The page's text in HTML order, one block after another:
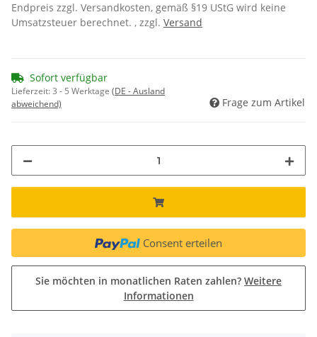
Endpreis zzgl. Versandkosten, gemäß §19 UStG wird keine
Umsatzsteuer berechnet. , zzgl. Versand
Sofort verfügbar
Lieferzeit:3 - 5 Werktage (DE - Ausland
abweichend)
Frage zum Artikel
Consent erteilen
Sie möchten in monatlichen Raten zahlen? Weitere
Informationen